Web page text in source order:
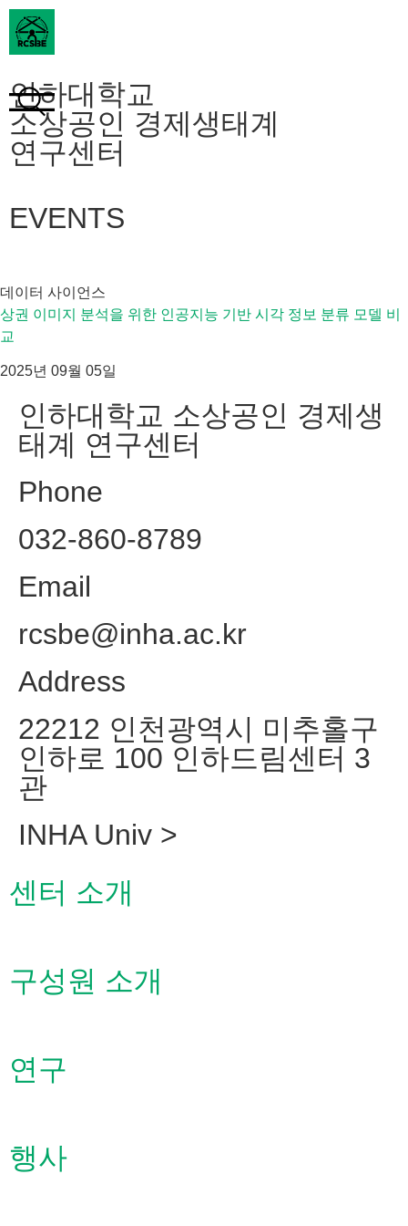
인하대학교
소상공인 경제생태계
연구센터
EVENTS
데이터 사이언스
상권 이미지 분석을 위한 인공지능 기반 시각 정보 분류 모델 비
교
2025년 09월 05일
인하대학교 소상공인 경제생
태계 연구센터
Phone
032-860-8789
Email
rcsbe@inha.ac.kr
Address
22212 인천광역시 미추홀구
인하로 100 인하드림센터 3
관
INHA Univ >
센터 소개
구성원 소개
연구
행사